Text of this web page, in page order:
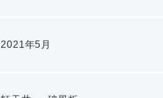
2021年5月